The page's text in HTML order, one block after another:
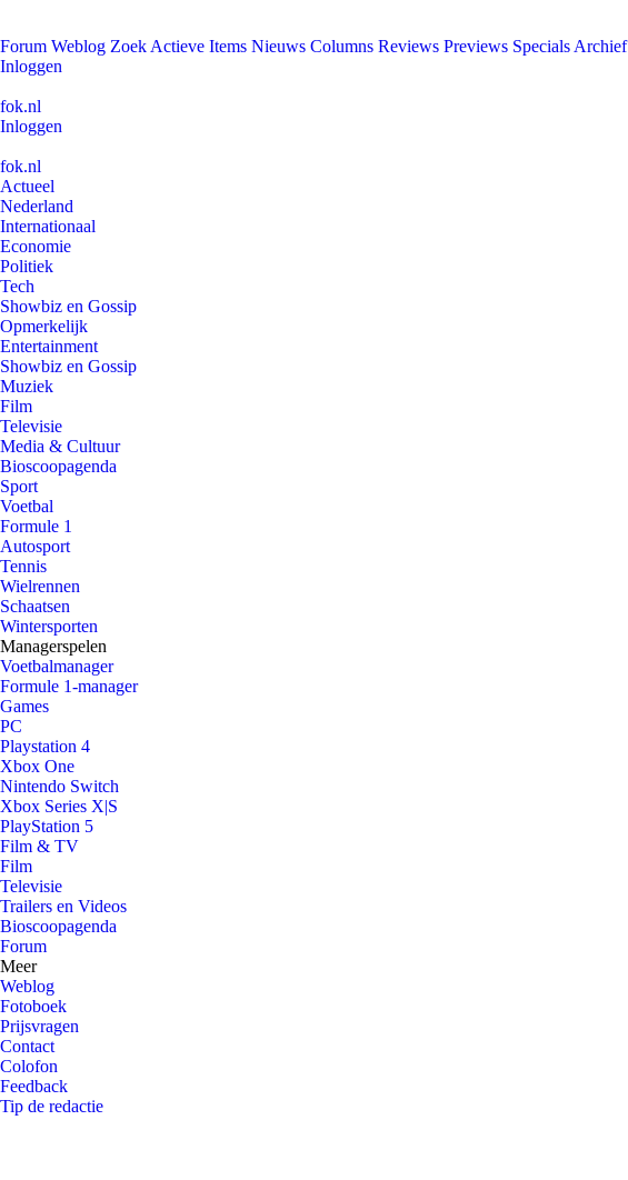
Forum Weblog Zoek Actieve Items Nieuws Columns Reviews Previews Specials Archief
Inloggen
fok.nl
Inloggen
fok.nl
Actueel
Nederland
Internationaal
Economie
Politiek
Tech
Showbiz en Gossip
Opmerkelijk
Entertainment
Showbiz en Gossip
Muziek
Film
Televisie
Media & Cultuur
Bioscoopagenda
Sport
Voetbal
Formule 1
Autosport
Tennis
Wielrennen
Schaatsen
Wintersporten
Managerspelen
Voetbalmanager
Formule 1-manager
Games
PC
Playstation 4
Xbox One
Nintendo Switch
Xbox Series X|S
PlayStation 5
Film & TV
Film
Televisie
Trailers en Videos
Bioscoopagenda
Forum
Meer
Weblog
Fotoboek
Prijsvragen
Contact
Colofon
Feedback
Tip de redactie